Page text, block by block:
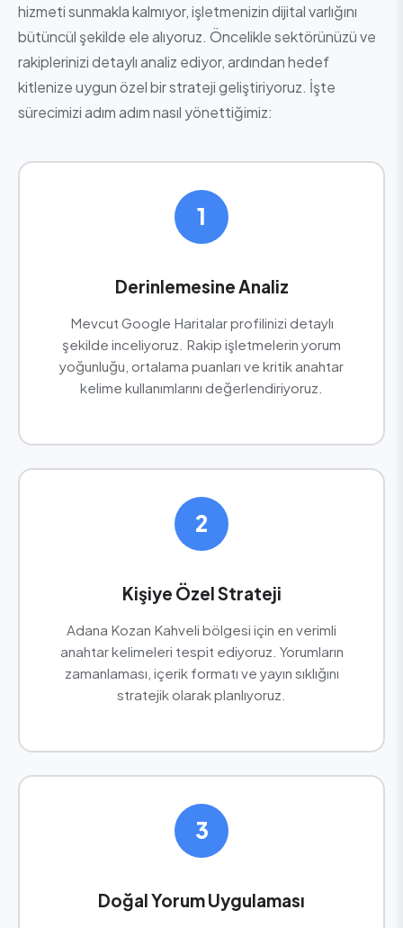
hizmeti sunmakla kalmıyor, işletmenizin dijital varlığını
bütüncül şekilde ele alıyoruz. Öncelikle sektörünüzü ve
rakiplerinizi detaylı analiz ediyor, ardından hedef
kitlenize uygun özel bir strateji geliştiriyoruz. İşte
sürecimizi adım adım nasıl yönettiğimiz:
1
Derinlemesine Analiz
Mevcut Google Haritalar profilinizi detaylı
şekilde inceliyoruz. Rakip işletmelerin yorum
yoğunluğu, ortalama puanları ve kritik anahtar
kelime kullanımlarını değerlendiriyoruz.
2
Kişiye Özel Strateji
Adana Kozan Kahveli bölgesi için en verimli
anahtar kelimeleri tespit ediyoruz. Yorumların
zamanlaması, içerik formatı ve yayın sıklığını
stratejik olarak planlıyoruz.
3
Doğal Yorum Uygulaması